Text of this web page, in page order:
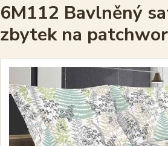
6M112 Bavlněný
zbytek na